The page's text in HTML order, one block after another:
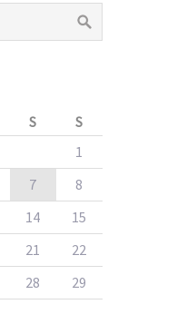
S
S
1
7
8
14
15
21
22
28
29